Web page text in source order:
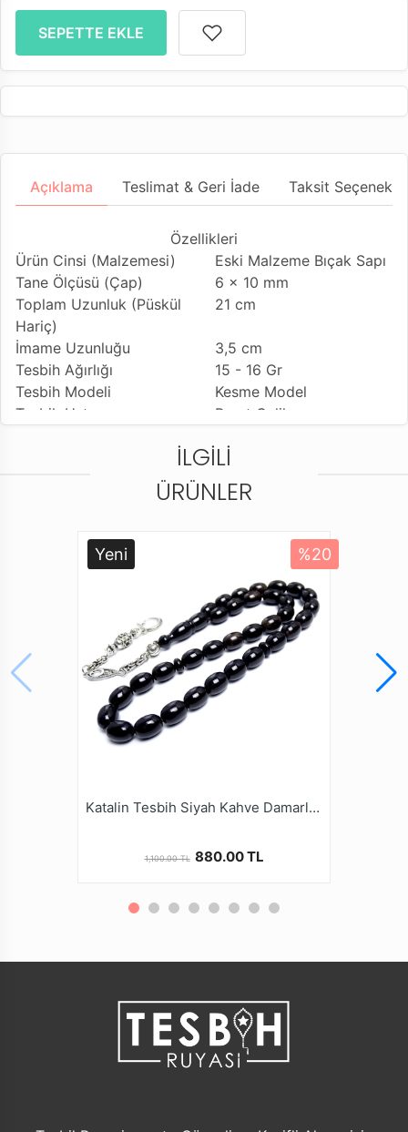
SEPETTE EKLE
Açıklama Teslimat & Geri İade Taksit
Özellikleri
Ürün Cinsi (Malzemesi)
Eski Malzeme Bıçak Sapı
Tane Ölçüsü (Çap)
6 x 10 mm
Toplam Uzunluk (Püskül
Hariç)
21 cm
İmame Uzunluğu
3,5 cm
Tesbih Ağırlığı
15 - 16 Gr
Tesbih Modeli
Kesme Model
Tesbih Ustası
Berat Çelik
Tesbihi Çekme Özelliği
Çiftli Çekime Uygun
Paketleme ve Gönderim
Dayanıklı Tesbih Kutusu
İLGILI
ÜRÜNLER
Yeni %20
Katalin Tesbih Siyah Kahve Damarlı Oval Kesim Alpaka Kamçı
1,100.00 TL 880.00 TL